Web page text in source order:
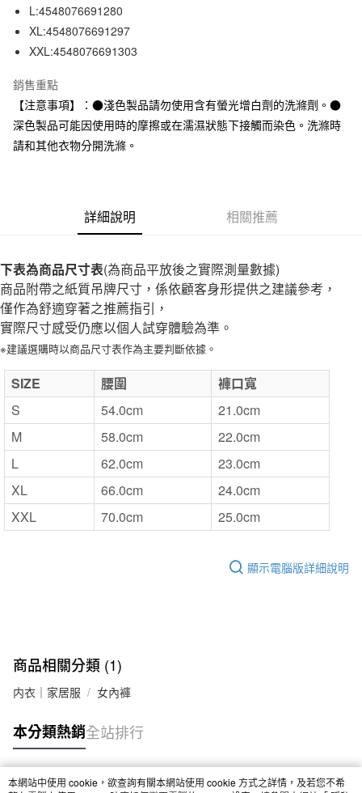
元大商業銀行
玉山商業銀行
台灣樂天信用卡公司
悠遊付
運送方式
全家取貨付款
每筆NT$65，滿NT$1,000(含以上)免運費
付款後全家取貨
每筆NT$65，滿NT$1,000(含以上)免運費
每筆NT$65，滿NT$1,000(含以上)免運費
付款後7-11取貨
宅配
每筆NT$150，滿NT$2,000(含以上)免運費
無印良品門市自取
L:4548076691280
XL:4548076691297
XXL:4548076691303
銷售重點
【注意事項】：●淺色製品請勿使用含有螢光增白劑的洗滌劑。●
深色製品可能因使用時的摩擦或在濡濕狀態下接觸而染色。洗滌時
請和其他衣物分開洗滌。
詳細說明 相關推薦
下表為商品尺寸表(為商品平放後之實際測量數據)
商品附帶之紙質吊牌尺寸，係依顧客身形提供之建議參考，
僅作為舒適穿著之推薦指引，
實際尺寸感受仍應以個人試穿體驗為準。
※建議選購時以商品尺寸表作為主要判斷依據。
SIZE 腰圍
褲口寬
S
54.0cm
21.0cm
M
58.0cm
22.0cm
L
62.0cm
23.0cm
XL
66.0cm
24.0cm
XXL
70.0cm 25.0cm
顯示電腦版詳細說明
商品相關分類 (1)
内衣｜家居服 女內褲
本分類熱銷全站排行
本網站中使用 cookie，欲查詢有關本網站使用 cookie 方式之詳情，及若您不希